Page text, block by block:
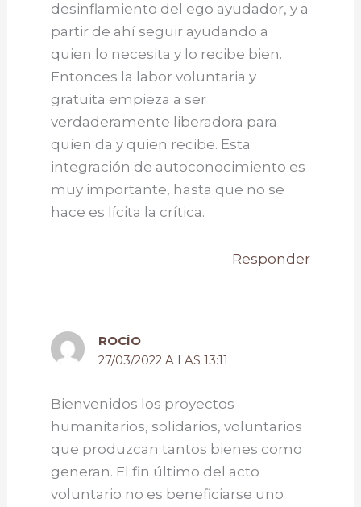
desinflamiento del ego ayudador, y a
partir de ahí seguir ayudando a
quien lo necesita y lo recibe bien.
Entonces la labor voluntaria y
gratuita empieza a ser
verdaderamente liberadora para
quien da y quien recibe. Esta
integración de autoconocimiento es
muy importante, hasta que no se
hace es lícita la crítica.
Responder
ROCÍO
27/03/2022 A LAS 13:11
Bienvenidos los proyectos
humanitarios, solidarios, voluntarios
que produzcan tantos bienes como
generan. El fin último del acto
voluntario no es beneficiarse uno